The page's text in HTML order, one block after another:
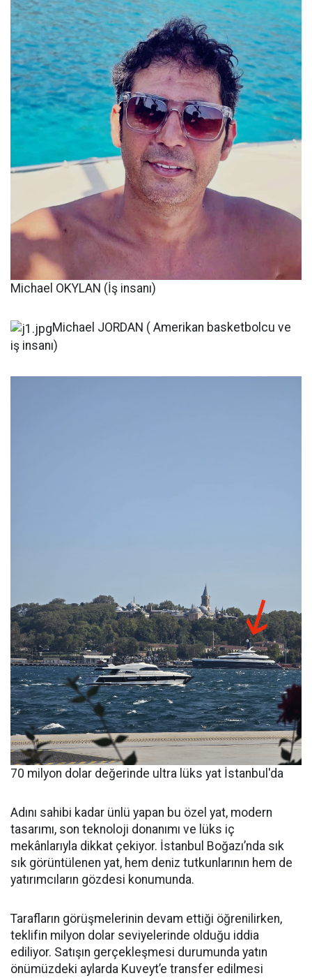
Michael OKYLAN (İş insanı)
Michael JORDAN ( Amerikan basketbolcu ve
iş insanı)
70 milyon dolar değerinde ultra lüks yat İstanbul'da
Adını sahibi kadar ünlü yapan bu özel yat, modern
tasarımı, son teknoloji donanımı ve lüks iç
mekânlarıyla dikkat çekiyor. İstanbul Boğazı’nda sık
sık görüntülenen yat, hem deniz tutkunlarının hem de
yatırımcıların gözdesi konumunda.
Tarafların görüşmelerinin devam ettiği öğrenilirken,
teklifin milyon dolar seviyelerinde olduğu iddia
ediliyor. Satışın gerçekleşmesi durumunda yatın
önümüzdeki aylarda Kuveyt’e transfer edilmesi